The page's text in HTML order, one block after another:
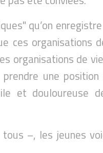
qu’on
ces organisations
organisations de
une
et douloureuse
–, les jeunes